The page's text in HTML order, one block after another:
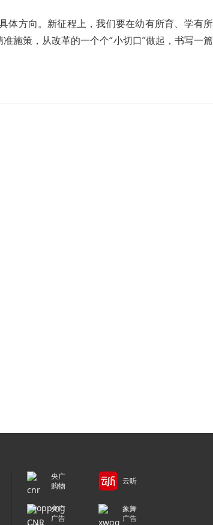
体方向。新征程上，我们要在幼有所育、学有所
施策，从改革的一个个“小切口”做起，书写一篇
央广
购物
云听
央广
广告
象舞
广告